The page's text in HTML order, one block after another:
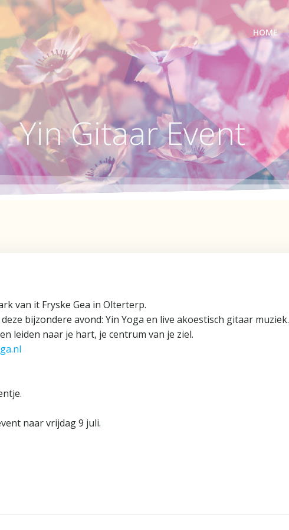
HOME
Yin Gitaar Event
van it Fryske Gea in Olterterp.
bijzondere avond: Yin Yoga en live akoestisch gitaar muziek.
leiden naar je hart, je centrum van je ziel.
naar vrijdag 9 juli.